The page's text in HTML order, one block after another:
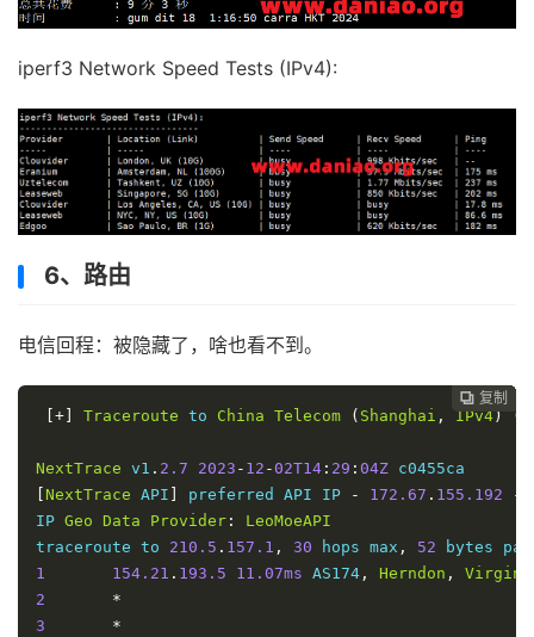
iperf3 Network Speed Tests (IPv4):
6、路由
电信回程：被隐藏了，啥也看不到。
 复制
 复制
 复制
 复制
 复制
 复制
 复制
 复制
 复制
[+]
Traceroute to China Telecom ( Shanghai , IPv4 ) (
NextTrace v1 . 2.7 2023 - 12 -02T14 : 29 : 04Z
NextTrace API preferred API IP - 172.67 . 155.192 -
IP Geo Data Provider :
LeoMoeAPI
traceroute to 210.5 . 157.1 , 30 hops max ,
52
1
154.21 . 193.5 11.07ms AS174 , Herndon ,
2
*
3
*